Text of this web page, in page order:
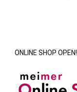
ONLINE SHOP OPEN!